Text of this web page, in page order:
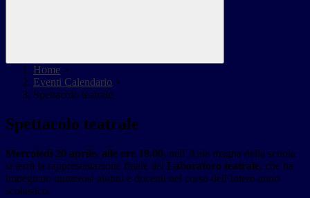
Home >
Eventi Calendario >
Spettacolo teatrale
Spettacolo teatrale
Mercoledì 20 aprile, alle ore 19.00, nell’Aula magna della scuola
si terrà la rappresentazione finale del Laboratoro teatrale, che ha
impegnato numerosi alunni e docenti nel corso dell’intero anno
scolastico.